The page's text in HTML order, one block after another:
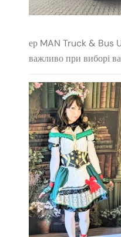
ер MAN Truck & Bus
важливо при виборі